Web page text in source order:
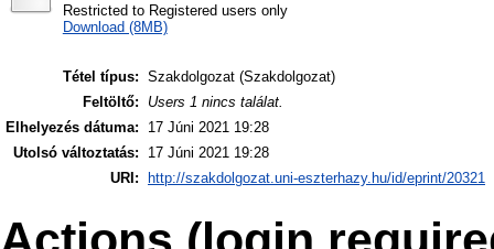
Restricted to Registered users only
Download (8MB)
Tétel típus: Szakdolgozat (Szakdolgozat)
Feltöltő:
Users 1 nincs találat.
Elhelyezés dátuma:
17 Júni 2021 19:28
Utolsó változtatás:
17 Júni 2021 19:28
URI:
http://szakdolgozat.uni-eszterhazy.hu/id/eprint/20321